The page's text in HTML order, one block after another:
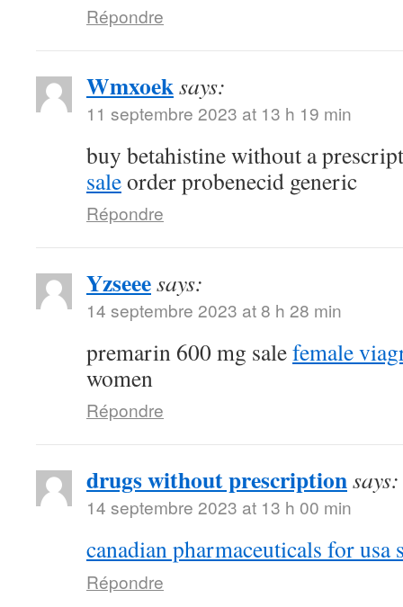
Répondre
Wmxoeksays:
11 septembre 2023 at 13 h 19 min
buy betahistine without a
saleorder probenecid generic
Répondre
Yzseeesays:
14 septembre 2023 at 8 h 28 min
premarin 600 mg salefemale
women
Répondre
drugs without prescriptionsays:
14 septembre 2023 at 13 h 00 min
canadian pharmaceuticals for usa
Répondre